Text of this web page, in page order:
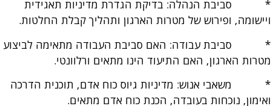
* סביבת הנהלה: בדיקת הגדרת מדיניות תאגידית
ויישומה, ופירוש של מטרות הארגון ותהליך קבלת החלטות.
* סביבת עבודה: האם סביבת העבודה מתאימה לביצוע
מטרות הארגון, האם התיעוד הינו מתאים ורלוונטי.
* משאבי אנוש: מדיניות גיוס כוח אדם, תוכנית הדרכה
ואימון, נוכחות בעובדה, הכנת כוח אדם מתאים.